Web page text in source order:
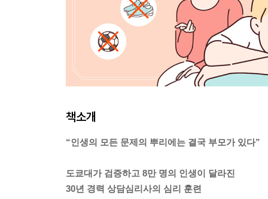
책소개
“인생의 모든 문제의 뿌리에는 결국 부모가 있다”
도쿄대가 검증하고 8만 명의 인생이 달라진
30년 경력 상담심리사의 심리 훈련